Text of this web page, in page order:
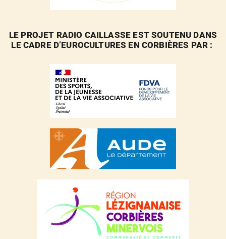
LE PROJET RADIO CAILLASSE EST SOUTENU DANS
LE CADRE D’EUROCULTURES EN CORBIÈRES PAR :